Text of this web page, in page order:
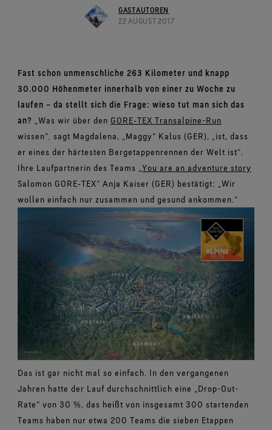
Handschuhe im Test
Herausforderungen meistern.
Alle Technologien für Bekleidung entdecken
Optimale Passform, angenehmes Tragegefühl.
Garantiert wasserdicht.
Alle Technologien für Schuhe entdecken
WINDSTOPPER® Stretch-Handschuhe by GORE‑TEX
WINDSTOPPER® Handschuhe by GORE‑TEX LABS®
Absolut winddicht. Einzigartiger Komfort.
Alle Technologien für Handschuhe entdecken
Umfassendes Engagement
Breaking Trails Serie
DWR-Imprägnierung
Häufig gestellte Fragen
GASTAUTOREN
22 AUGUST 2017
Fast schon unmenschliche 263 Kilometer und knapp
30.000 Höhenmeter innerhalb von einer zu Woche zu
laufen – da stellt sich die Frage: wieso tut man sich das
an? „Was wir über den GORE‑TEX Transalpine-Run
wissen“, sagt Magdalena, „Maggy“ Kalus (GER), „ist, dass
er eines der härtesten Bergetappenrennen der Welt ist“.
Ihre Laufpartnerin des Teams „You are an adventure story
Salomon GORE‑TEX“ Anja Kaiser (GER) bestätigt: „Wir
wollen einfach nur zusammen und gesund ankommen.“
Das ist gar nicht mal so einfach. In den vergangenen
Jahren hatte der Lauf durchschnittlich eine „Drop-Out-
Rate“ von 30 %, das heißt von insgesamt 300 startenden
Teams haben nur etwa 200 Teams die sieben Etappen